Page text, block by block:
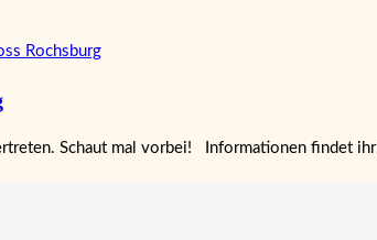
Schaut mal vorbei! Informationen findet